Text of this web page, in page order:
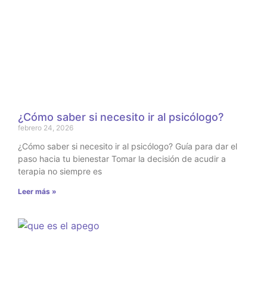
¿Cómo saber si necesito ir al psicólogo?
febrero 24, 2026
¿Cómo saber si necesito ir al psicólogo? Guía para dar el
paso hacia tu bienestar Tomar la decisión de acudir a
terapia no siempre es
Leer más »